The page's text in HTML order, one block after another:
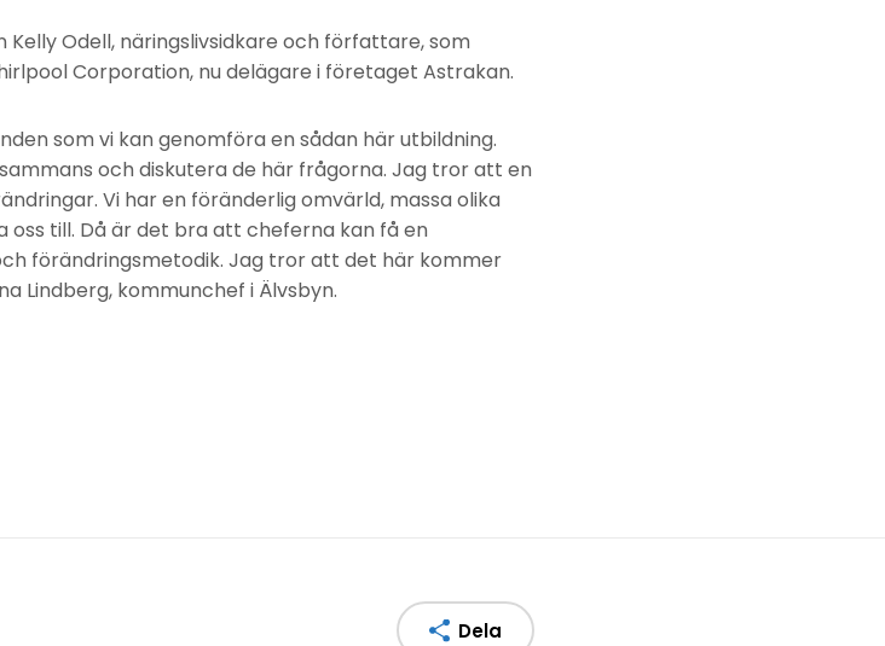
Odell, näringslivsidkare och författare, som
Corporation, nu delägare i företaget Astrakan.
som vi kan genomföra en sådan här utbildning.
och diskutera de här frågorna. Jag tror att en
Vi har en föränderlig omvärld, massa olika
till. Då är det bra att cheferna kan få en
förändringsmetodik. Jag tror att det här kommer
Lindberg, kommunchef i Älvsbyn.
Dela